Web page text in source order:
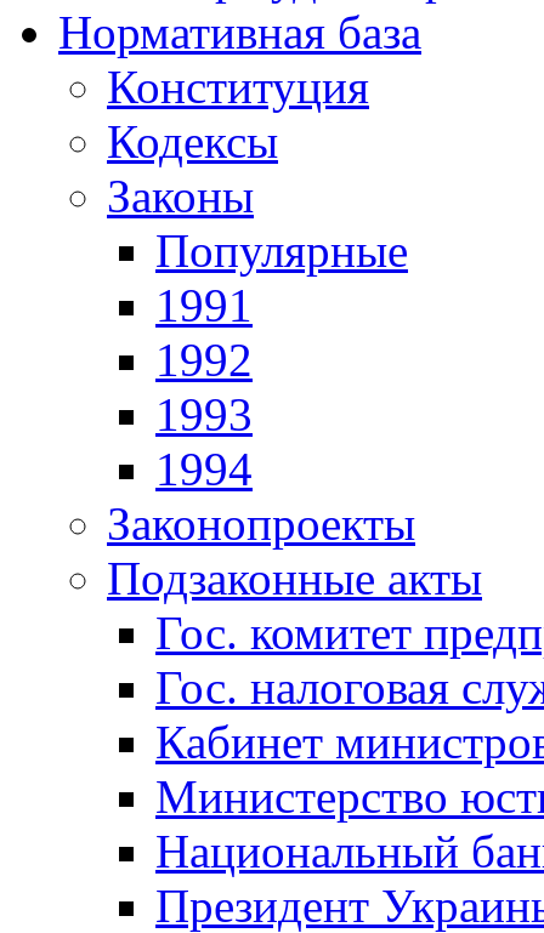
Нормативная база
Конституция
Кодексы
Законы
Популярные
1991
1992
1993
1994
Законопроекты
Подзаконные акты
Гос. комитет
Гос. налоговая
Кабинет
Министерство
Национальный
Президент